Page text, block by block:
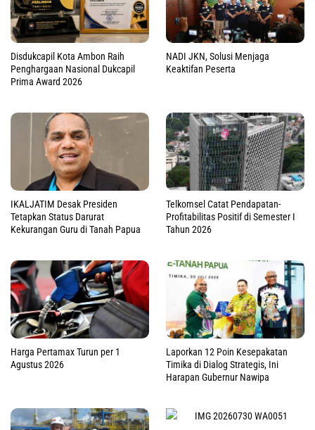
Disdukcapil Kota Ambon Raih
Penghargaan Nasional Dukcapil
Prima Award 2026
NADI JKN, Solusi Menjaga
Keaktifan Peserta
IKALJATIM Desak Presiden
Tetapkan Status Darurat
Kekurangan Guru di Tanah Papua
Telkomsel Catat Pendapatan-
Profitabilitas Positif di Semester I
Tahun 2026
Harga Pertamax Turun per 1
Agustus 2026
Laporkan 12 Poin Kesepakatan
Timika di Dialog Strategis, Ini
Harapan Gubernur Nawipa